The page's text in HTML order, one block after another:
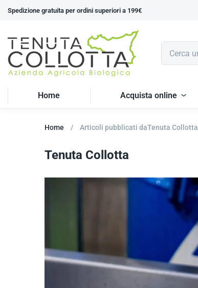
Spedizione gratuita per ordini superiori a 199€
Home Acquista online
Home Articoli pubblicati daTenuta Collotta
Tenuta Collotta